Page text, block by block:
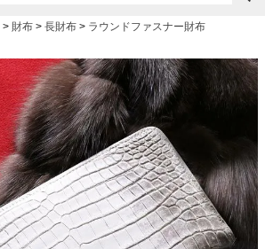
財布 長財布 ラウンドファスナー財布